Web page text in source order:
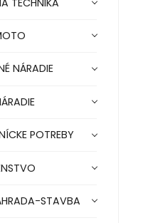
NÁRADIE
POTREBY
STAVBA